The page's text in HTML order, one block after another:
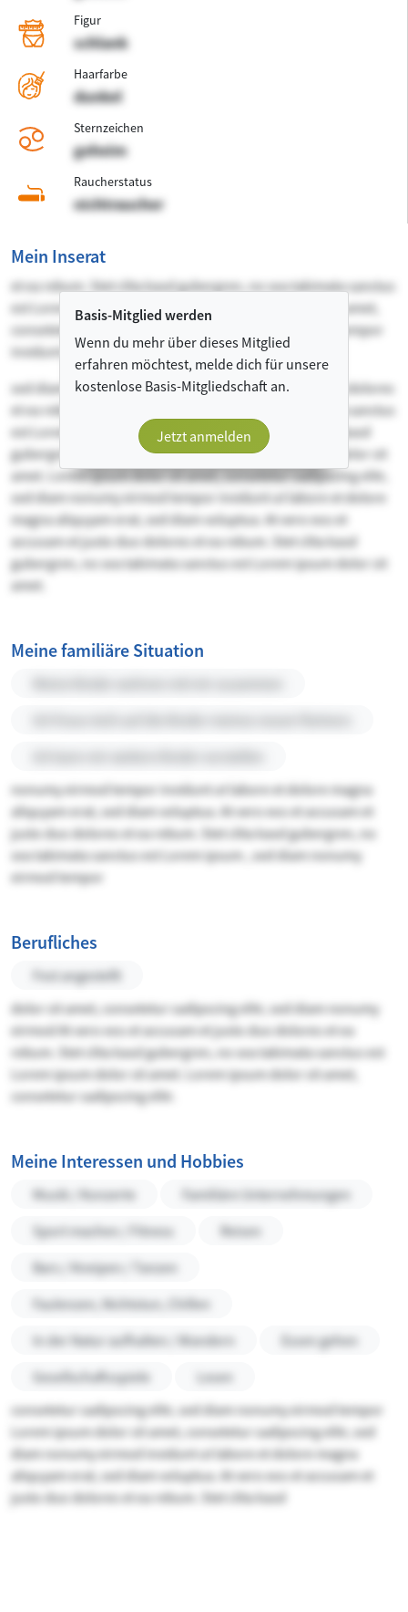
Figur
schlank
Haarfarbe
dunkel
Sternzeichen
geheim
Raucherstatus
nichtraucher
Basis-Mitglied werden
Wenn du mehr über dieses Mitglied
erfahren möchtest, melde dich für unsere
kostenlose Basis-Mitgliedschaft an.
Jetzt anmelden
Mein Inserat
et ea rebum. Stet clita kasd gubergren, no sea takimata sanctus
est Lorem ipsum dolor sit amet. Lorem ipsum dolor sit amet,
consetetur sadipscing elitr, sed diam nonumy eirmod tempor
invidunt ut labore et dolore magna aliquyam erat,
sed diam voluptua. At vero eos et accusam et justo duo dolores
et ea rebum. Stet clita kasd gubergren, no sea takimata sanctus
est Lorem ipsum dolor sit amet. et ea rebum. Stet clita kasd
gubergren, no sea takimata sanctus est Lorem ipsum dolor sit
amet. Lorem ipsum dolor sit amet, consetetur sadipscing elitr,
sed diam nonumy eirmod tempor invidunt ut labore et dolore
magna aliquyam erat, sed diam voluptua. At vero eos et
accusam et justo duo dolores et ea rebum. Stet clita kasd
gubergren, no sea takimata sanctus est Lorem ipsum dolor sit
amet.
Meine familiäre Situation
nonumy eirmod tempor invidunt ut labore et dolore magna
aliquyam erat, sed diam voluptua. At vero eos et accusam et
justo duo dolores et ea rebum. Stet clita kasd gubergren, no
sea takimata sanctus est Lorem ipsum , sed diam nonumy
eirmod tempor
Berufliches
Fest angestellt
dolor sit amet, consetetur sadipscing elitr, sed diam nonumy
eirmod At vero eos et accusam et justo duo dolores et ea
rebum. Stet clita kasd gubergren, no sea takimata sanctus est
Lorem ipsum dolor sit amet. Lorem ipsum dolor sit amet,
consetetur sadipscing elitr.
Meine Interessen und Hobbies
Musik / Konzerte
Familiäre Unternehmungen
Sport machen / Fitness
Reisen
Bars / Kneipen / Tanzen
Faulenzen, Nichtstun, Chillen
In der Natur aufhalten / Wandern
Essen gehen
Gesellschaftsspiele
Lesen
consetetur sadipscing elitr, sed diam nonumy eirmod tempor
Lorem ipsum dolor sit amet, consetetur sadipscing elitr, sed
diam nonumy eirmod invidunt ut labore et dolore magna
aliquyam erat, sed diam voluptua. At vero eos et accusam et
justo duo dolores et ea rebum. Stet clita kasd